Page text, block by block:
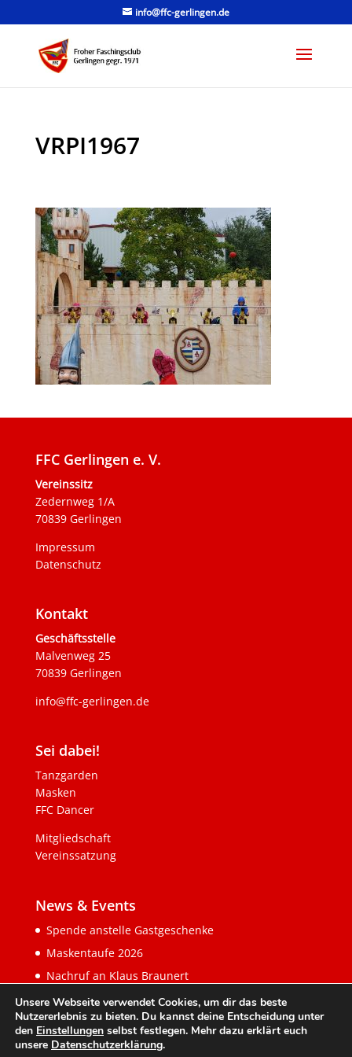
info@ffc-gerlingen.de
VRPI1967
FFC Gerlingen e. V.
Vereinssitz
Zedernweg 1/A
70839 Gerlingen
Impressum
Datenschutz
Kontakt
Geschäftsstelle
Malvenweg 25
70839 Gerlingen
info@ffc-gerlingen.de
Sei dabei!
Tanzgarden
Masken
FFC Dancer
Mitgliedschaft
Vereinssatzung
News & Events
Spende anstelle Gastgeschenke
Maskentaufe 2026
Nachruf an Klaus Braunert
Unsere Webseite verwendet Cookies, um dir das beste
Nutzererlebnis zu bieten. Du kannst deine Entscheidung unter
den Einstellungen selbst festlegen. Mehr dazu erklärt euch
unsere Datenschutzerklärung.